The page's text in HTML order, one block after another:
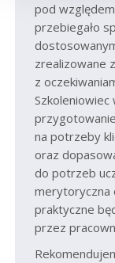
pod
przebiegało
zrealizowane
z
na potrzeby
oraz
do potrzeb
merytoryczna
praktyczne
przez